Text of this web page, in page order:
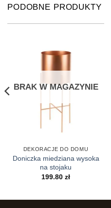
479.00 zł
złPODOBNE PRODUKTY
BRAK W MAGAZYNIE
DEKORACJE DO DOMU
Doniczka miedziana wysoka
na stojaku
199.80 zł